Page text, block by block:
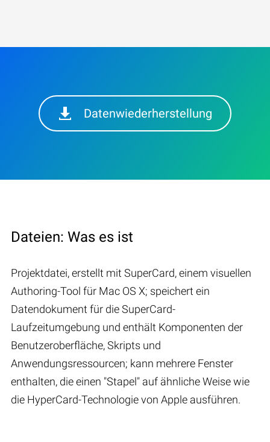
Datenwiederherstellung
Dateien: Was es ist
Projektdatei, erstellt mit SuperCard, einem visuellen
Authoring-Tool für Mac OS X; speichert ein
Datendokument für die SuperCard-
Laufzeitumgebung und enthält Komponenten der
Benutzeroberfläche, Skripts und
Anwendungsressourcen; kann mehrere Fenster
enthalten, die einen "Stapel" auf ähnliche Weise wie
die HyperCard-Technologie von Apple ausführen.